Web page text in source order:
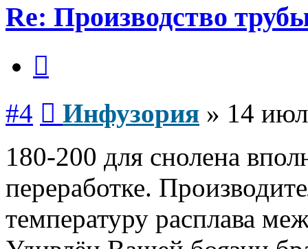
Re: Производство
#4 Инфузория » 14
180-200 для снолена
переработке.
температуру расплава